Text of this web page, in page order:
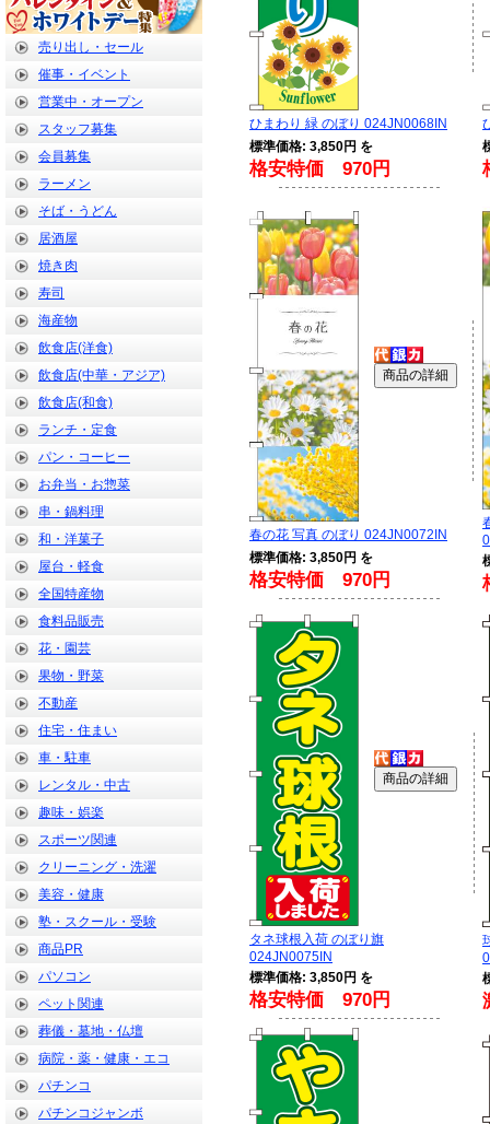
売り出し・セール
催事・イベント
営業中・オープン
スタッフ募集
会員募集
ラーメン
そば・うどん
居酒屋
焼き肉
寿司
海産物
飲食店(洋食)
飲食店(中華・アジア)
飲食店(和食)
ランチ・定食
パン・コーヒー
お弁当・お惣菜
串・鍋料理
和・洋菓子
屋台・軽食
全国特産物
食料品販売
花・園芸
果物・野菜
不動産
住宅・住まい
車・駐車
レンタル・中古
趣味・娯楽
スポーツ関連
クリーニング・洗濯
美容・健康
塾・スクール・受験
商品PR
パソコン
ペット関連
葬儀・墓地・仏壇
病院・薬・健康・エコ
パチンコ
パチンコジャンボ
ひまわり 緑 のぼり 024JN0068IN
標準価格: 3,850円 を
格安特価 970円
春の花 写真 のぼり 024JN0072IN
標準価格: 3,850円 を
格安特価 970円
タネ球根入荷 のぼり旗
024JN0075IN
標準価格: 3,850円 を
格安特価 970円